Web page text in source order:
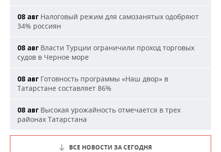
08 авг Налоговый режим для самозанятых одобряют
34% россиян
08 авг Власти Турции ограничили проход торговых
судов в Черное море
08 авг Готовность программы «Наш двор» в
Татарстане составляет 86%
08 авг Высокая урожайность отмечается в трех
районах Татарстана
ВСЕ НОВОСТИ ЗА СЕГОДНЯ